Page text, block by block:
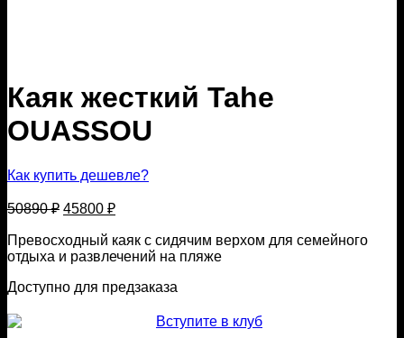
Каяк жесткий Tahe
OUASSOU
Как купить дешевле?
50890₽ Первоначальная
составляла
50890 ₽.
45800 ₽Текущая
45800 ₽.
Превосходный каяк с сидячим верхом для семейного
отдыха и развлечений на пляже
Доступно для предзаказа